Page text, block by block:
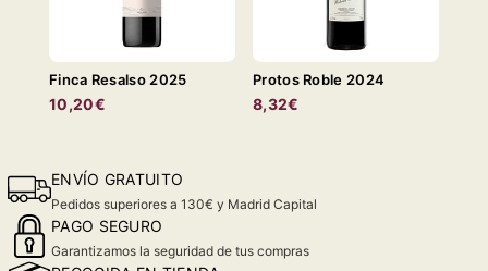
Finca Resalso 2025
10,20€
Protos Roble 2024
8,32€
ENVÍO GRATUITO
Pedidos superiores a 130€ y Madrid Capital
PAGO SEGURO
Garantizamos la seguridad de tus compras